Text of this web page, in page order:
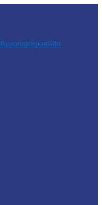
ReportajeSportȘtiri